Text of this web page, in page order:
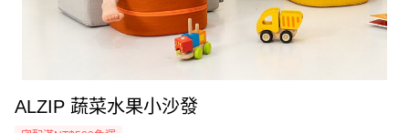
ALZIP 蔬菜水果小沙發